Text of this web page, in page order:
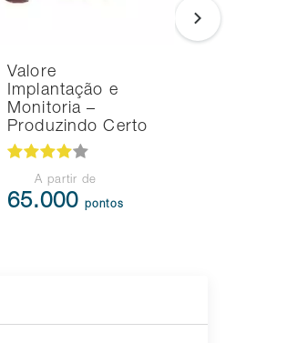
Valore
Implantação e
Monitoria –
Produzindo Certo
A partir de
65.000pontos